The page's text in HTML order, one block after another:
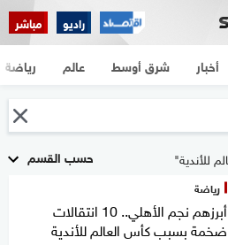
راديو مباشر
أخبار شرق أوسط عالم رياضة
حسب القسم
رياضة
أبرزهم نجم الأهلي.. 10 انتقالات
ضخمة بسبب كأس العالم للأندية